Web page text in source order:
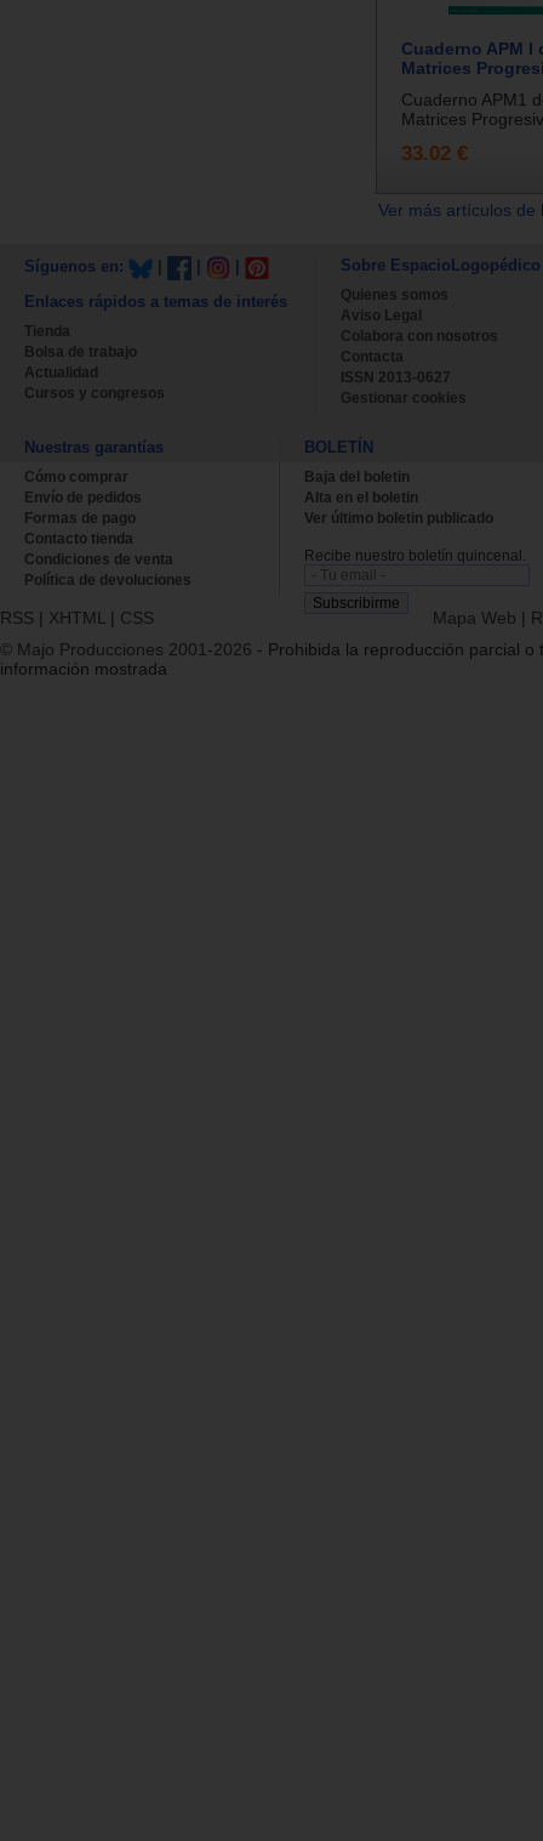
Cuaderno APM I
Matrices
Cuaderno APM1
Matrices
33.02 €
Ver más artículos
Síguenos en:
Enlaces rápidos a temas de interés
Tienda
Bolsa de trabajo
Actualidad
Cursos y congresos
Sobre EspacioLogopédico
Quienes somos
Aviso Legal
Colabora con nosotros
Contacta
ISSN 2013-0627
Gestionar cookies
Nuestras garantías
Cómo comprar
Envío de pedidos
Formas de pago
Contacto tienda
Condiciones de venta
Política de devoluciones
BOLETÍN
Baja del boletin
Alta en el boletin
Ver último boletin publicado
Recibe nuestro boletín quincenal.
RSS | XHTML | CSS Mapa Web |
© Majo Producciones 2001-2026 - Prohibida la reproducción parcial o
información mostrada